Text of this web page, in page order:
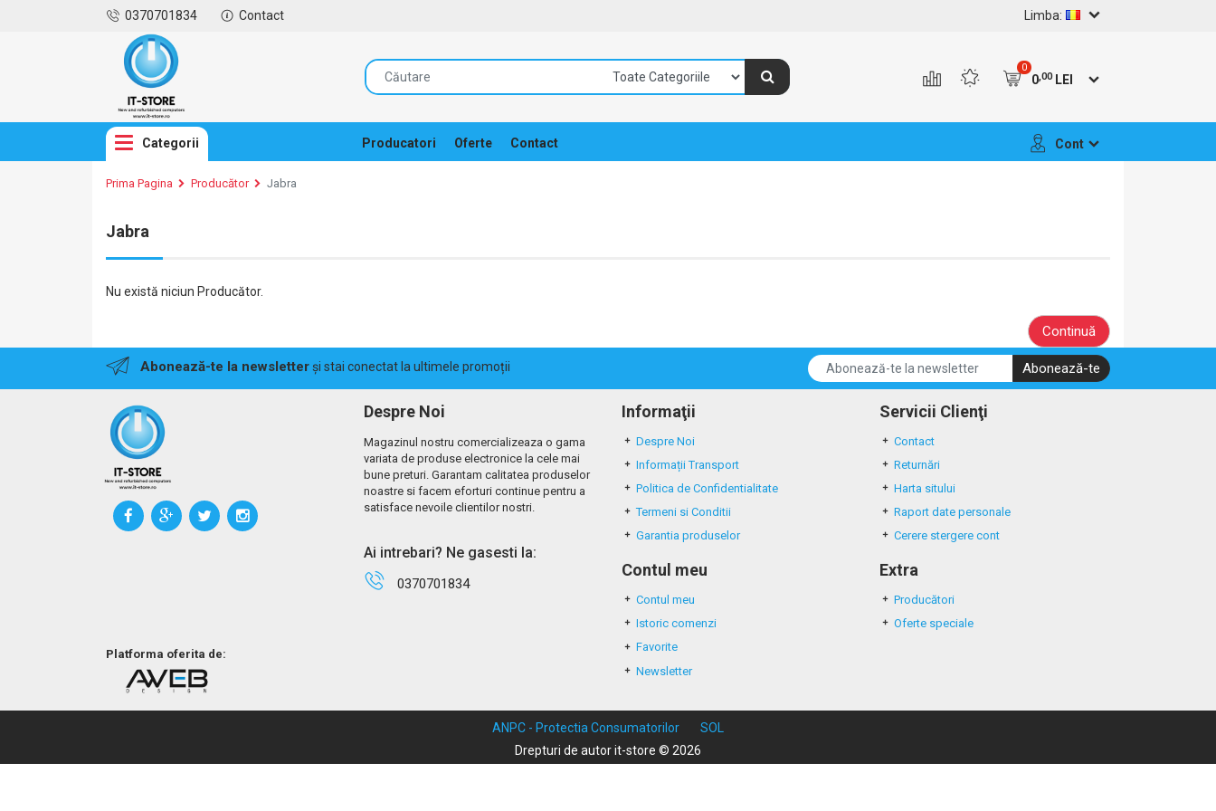
0370701834 Contact Limba:
0
0,00LEI
Categorii Producatori Oferte Contact Cont
Prima Pagina Producător Jabra
Jabra
Nu există niciun Producător.
Continuă
Abonează-te la newsletterși stai conectat la ultimele promoții Abonează-te
Platforma oferita de:
Despre Noi
Magazinul nostru comercializeaza o gama
variata de produse electronice la cele mai
bune preturi. Garantam calitatea produselor
noastre si facem eforturi continue pentru a
satisface nevoile clientilor nostri.
Ai intrebari? Ne gasesti la:
0370701834
Informaţii
Despre Noi
Informații Transport
Politica de Confidentialitate
Termeni si Conditii
Garantia produselor
Servicii Clienţi
Contact
Returnări
Harta sitului
Raport date personale
Cerere stergere cont
Contul meu
Contul meu
Istoric comenzi
Favorite
Newsletter
Extra
Producători
Oferte speciale
ANPC - Protectia Consumatorilor
SOL
Drepturi de autor it-store © 2026